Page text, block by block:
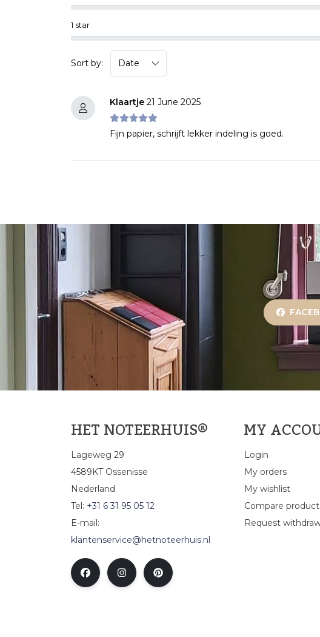
1 star
Sort by:
Klaartje 21 June 2025
Fijn papier, schrijft lekker indeling is goed.
HET NOTEERHUIS®
Lageweg 29
4589KT Ossenisse
Nederland
Tel: +31 6 31 95 05 12
E-mail:
klantenservice@hetnoteerhuis.nl
MY
Login
My orders
My wishlist
Compare
Request